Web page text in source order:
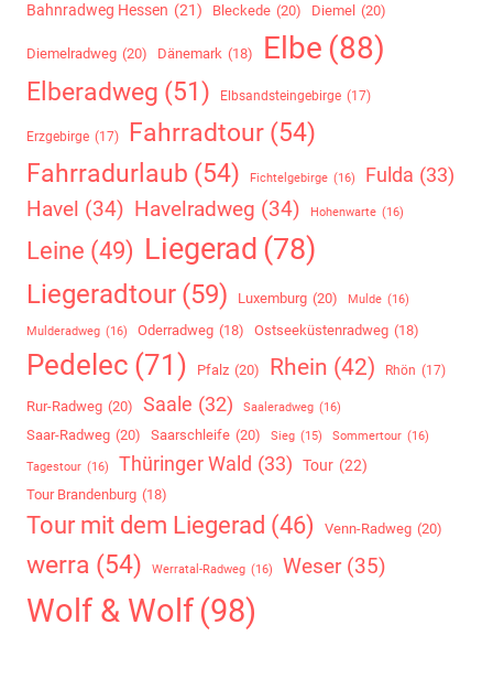
Bahnradweg Hessen (21) Bleckede (20) Diemel (20)
Diemelradweg (20) Dänemark (18) Elbe (88)
Elberadweg (51) Elbsandsteingebirge (17)
Erzgebirge (17) Fahrradtour (54)
Fahrradurlaub (54) Fichtelgebirge (16) Fulda (33)
Havel (34) Havelradweg (34) Hohenwarte (16)
Leine (49) Liegerad (78)
Liegeradtour (59) Luxemburg (20) Mulde (16)
Mulderadweg (16) Oderradweg (18) Ostseeküstenradweg (18)
Pedelec (71) Pfalz (20) Rhein (42) Rhön (17)
Rur-Radweg (20) Saale (32) Saaleradweg (16)
Saar-Radweg (20) Saarschleife (20) Sieg (15) Sommertour (16)
Tagestour (16) Thüringer Wald (33) Tour (22)
Tour Brandenburg (18)
Tour mit dem Liegerad (46) Venn-Radweg (20)
werra (54) Werratal-Radweg (16) Weser (35)
Wolf & Wolf (98)